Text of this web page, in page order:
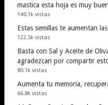
mastica esta hoja es muy
140.1k vistas
Estas semillas te aumentan
122.5k vistas
Basta con Sal y Aceite de
agradezcan por compartir
80.1k vistas
Aumenta tu memoria,
66.8k vistas